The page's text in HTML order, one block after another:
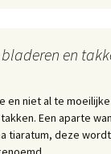
en
en niet al te
Een aparte
tiaratum, deze